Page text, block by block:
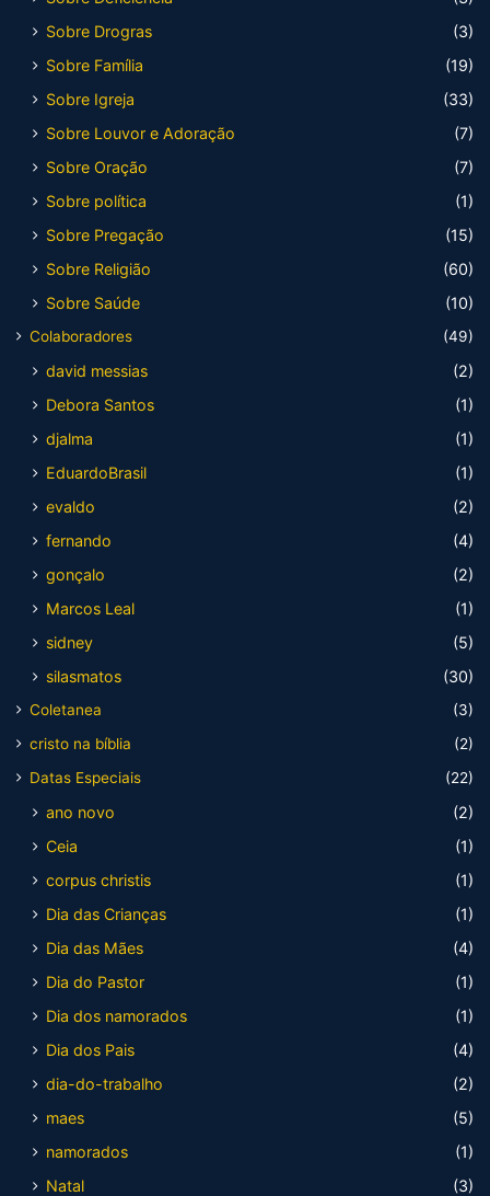
Sobre Drogras
(3)
Sobre Família
(19)
Sobre Igreja
(33)
Sobre Louvor e Adoração
(7)
Sobre Oração
(7)
Sobre política
(1)
Sobre Pregação
(15)
Sobre Religião
(60)
Sobre Saúde
(10)
Colaboradores (49)
david messias
(2)
Debora Santos
(1)
djalma
(1)
EduardoBrasil
(1)
evaldo
(2)
fernando
(4)
gonçalo
(2)
Marcos Leal
(1)
sidney
(5)
silasmatos
(30)
Coletanea
(3)
cristo na bíblia
(2)
Datas Especiais
(22)
ano novo
(2)
Ceia
(1)
corpus christis
(1)
Dia das Crianças
(1)
Dia das Mães
(4)
Dia do Pastor
(1)
Dia dos namorados
(1)
Dia dos Pais
(4)
dia-do-trabalho
(2)
maes
(5)
namorados
(1)
Natal
(3)